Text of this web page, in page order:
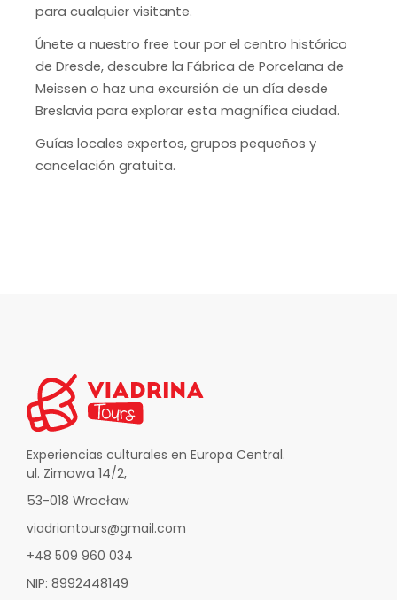
para cualquier visitante.
Únete a nuestro free tour por el centro histórico
de Dresde, descubre la Fábrica de Porcelana de
Meissen o haz una excursión de un día desde
Breslavia para explorar esta magnífica ciudad.
Guías locales expertos, grupos pequeños y
cancelación gratuita.
Experiencias culturales en Europa Central.
ul. Zimowa 14/2,
53-018 Wrocław
viadriantours@gmail.com
+48 509 960 034
NIP: 8992448149